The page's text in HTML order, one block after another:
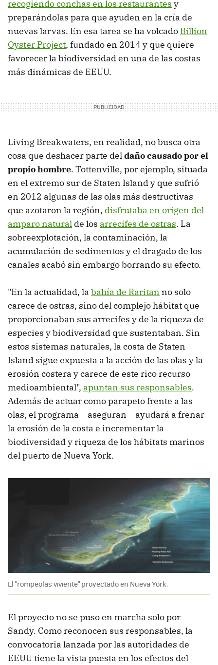
recogiendo conchas en los restaurantes y
preparándolas para que ayuden en la cría de
nuevas larvas. En esa tarea se ha volcado Billion
Oyster Project, fundado en 2014 y que quiere
favorecer la biodiversidad en una de las costas
más dinámicas de EEUU.
Living Breakwaters, en realidad, no busca otra
cosa que deshacer parte deldaño causado por el
propio hombre. Tottenville, por ejemplo, situada
en el extremo sur de Staten Island y que sufrió
en 2012 algunas de las olas más destructivas
que azotaron la región, disfrutaba en origen del
amparo natural de los arrecifes de ostras. La
sobreexplotación, la contaminación, la
acumulación de sedimentos y el dragado de los
canales acabó sin embargo borrando su efecto.
"En la actualidad, la bahía de Raritan no solo
carece de ostras, sino del complejo hábitat que
proporcionaban sus arrecifes y de la riqueza de
especies y biodiversidad que sustentaban. Sin
estos sistemas naturales, la costa de Staten
Island sigue expuesta a la acción de las olas y la
erosión costera y carece de este rico recurso
medioambiental", apuntan sus responsables.
Además de actuar como parapeto frente a las
olas, el programa —aseguran— ayudará a frenar
la erosión de la costa e incrementar la
biodiversidad y riqueza de los hábitats marinos
del puerto de Nueva York.
El "rompeolas viviente" proyectado en Nueva York.
El proyecto no se puso en marcha solo por
Sandy. Como reconocen sus responsables, la
convocatoria lanzada por las autoridades de
EEUU tiene la vista puesta en los efectos del